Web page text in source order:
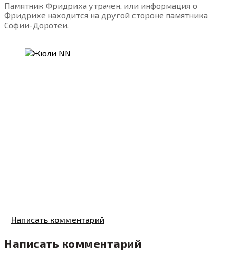
Памятник Фридриха утрачен, или информация о
Фридрихе находится на другой стороне памятника
Софии-Доротеи.
Написать комментарий
Написать комментарий